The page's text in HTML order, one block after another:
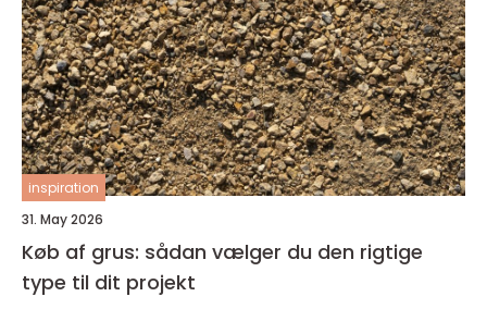
inspiration
31. May 2026
Køb af grus: sådan vælger du den rigtige
type til dit projekt